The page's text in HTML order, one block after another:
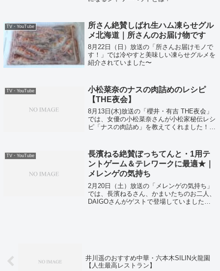
TV・YouTube
所さん絶賛しばれ生ハム凍らせグル
メ北海道｜所さんのお届け物です
8月22日（日）放送の「所さんお届けモノで
す！」では冷やすと美味しい凍らせグルメを
紹介されていました〜
TV・YouTube
小松菜奈のナスの肉詰めのレシピ
【THE夜会】
8月13日(木)放送の「櫻井・有吉 THE夜会」
では、女優の小松菜奈さんが小松家秘伝レシ
ピ「ナスの肉詰め」を教えてくれました！あ
ねを入れて作りますよ。
TV・YouTube
長濱ねる絶賛ぼっちてんと・1用テ
ントゲーム＆テレワークに最適★｜
メレンゲの気持ち
2月20日（土）放送の「メレンゲの気持ち」
では、長濱ねるさん、かまいたちのお二人、
DAIGOさんがゲストで登場していました！
井川遥のおすすめ中華・六本木SILIN火龍園
【人生最高レストラン】